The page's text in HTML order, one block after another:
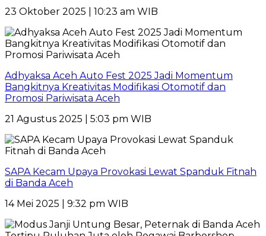
23 Oktober 2025 | 10:23 am WIB
Adhyaksa Aceh Auto Fest 2025 Jadi Momentum
Bangkitnya Kreativitas Modifikasi Otomotif dan
Promosi Pariwisata Aceh
21 Agustus 2025 | 5:03 pm WIB
SAPA Kecam Upaya Provokasi Lewat Spanduk Fitnah
di Banda Aceh
14 Mei 2025 | 9:32 pm WIB